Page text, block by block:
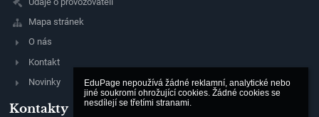
EduPage nepoužívá žádné reklamní, analytické nebo
jiné soukromí ohrožující cookies. Žádné cookies se
nesdílejí se třetími stranami.
Mapa stránek
O nás
Kontakt
Novinky
Kontakty